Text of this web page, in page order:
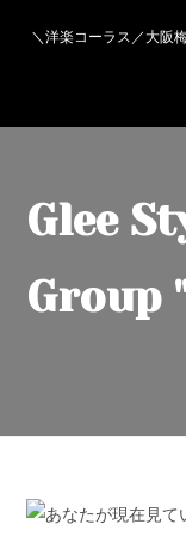
＼洋楽コーラス／大阪
Glee
Group